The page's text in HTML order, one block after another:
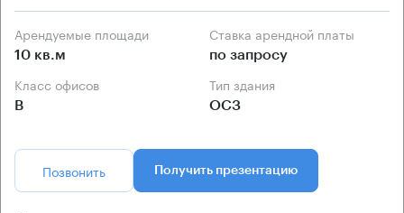
Арендуемые площади
10 кв.м
Ставка арендной платы
по запросу
Класс офисов
B
Тип здания
ОСЗ
Позвонить Получить презентацию